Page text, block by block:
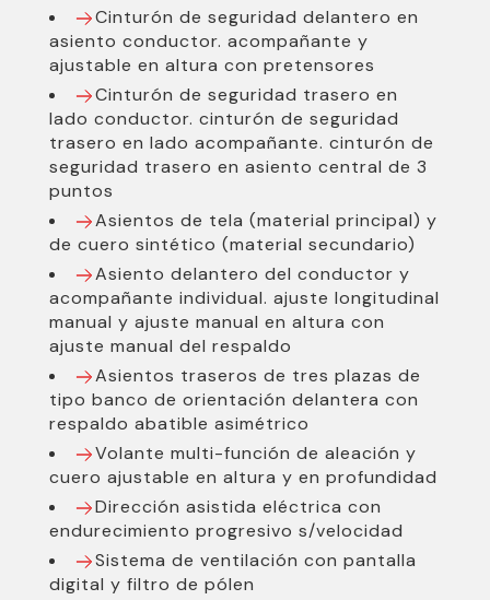
Cinturón de seguridad delantero en
asiento conductor. acompañante y
ajustable en altura con pretensores
Cinturón de seguridad trasero en
lado conductor. cinturón de seguridad
trasero en lado acompañante. cinturón de
seguridad trasero en asiento central de 3
puntos
Asientos de tela (material principal) y
de cuero sintético (material secundario)
Asiento delantero del conductor y
acompañante individual. ajuste longitudinal
manual y ajuste manual en altura con
ajuste manual del respaldo
Asientos traseros de tres plazas de
tipo banco de orientación delantera con
respaldo abatible asimétrico
Volante multi-función de aleación y
cuero ajustable en altura y en profundidad
Dirección asistida eléctrica con
endurecimiento progresivo s/velocidad
Sistema de ventilación con pantalla
digital y filtro de pólen